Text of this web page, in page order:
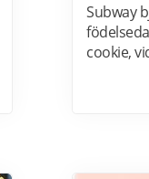
Subway
cookie,